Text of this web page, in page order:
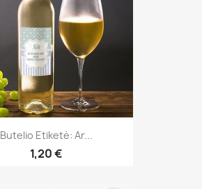
Butelio Etiketė: Ar...
1,20 €